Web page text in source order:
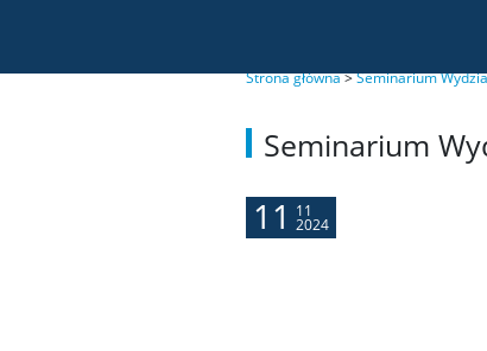
Strona główna>Seminarium
Seminarium
11 11
2024